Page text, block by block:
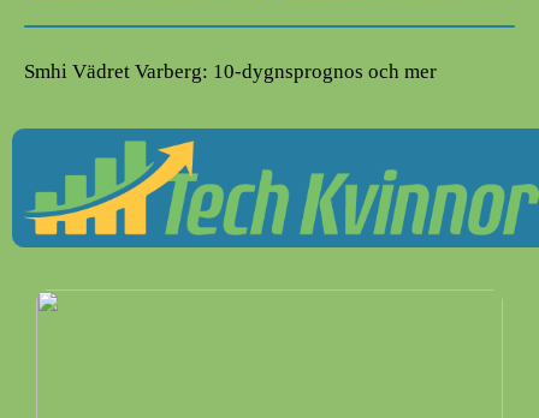
Smhi Vädret Varberg: 10-dygnsprognos och mer